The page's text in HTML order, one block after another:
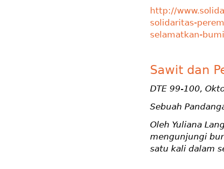
http://
solidaritas-
selamatkan-
Sawit dan
DTE 99-100,
Sebuah
Oleh Yuliana
mengunjungi
satu kali dalam